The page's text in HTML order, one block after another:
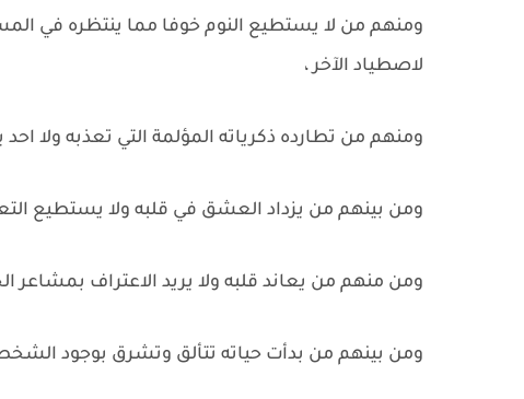
ومنهم من لا يستطيع النوم خوفا مما ينتظره في
لاصطياد الآخر ،
ومنهم من تطارده ذكرياته المؤلمة التي تعذبه ولا
ومن بينهم من يزداد العشق في قلبه ولا يستطيع
ومن منهم من يعاند قلبه ولا يريد الاعتراف بمشاعر
ومن بينهم من بدأت حياته تتألق وتشرق بوجود